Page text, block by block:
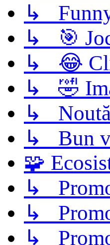
↳
↳ 🎯
↳ 😂
↳ 🤣
↳
↳ Bun
🧩
↳
↳
↳